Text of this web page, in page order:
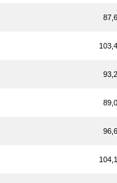
87,6
103,4
93,2
89,0
96,6
104,1